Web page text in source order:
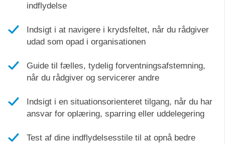
indflydelse
Indsigt i at navigere i krydsfeltet, når du rådgiver
udad som opad i organisationen
Guide til fælles, tydelig forventningsafstemning,
når du rådgiver og servicerer andre
Indsigt i en situationsorienteret tilgang, når du har
ansvar for oplæring, sparring eller uddelegering
Test af dine indflydelsesstile til at opnå bedre